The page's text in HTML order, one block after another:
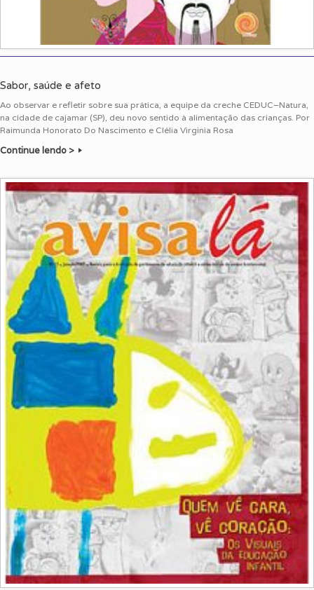
Sabor, saúde e afeto
Ao observar e refletir sobre sua prática, a equipe da creche CEDUC–Natura,
na cidade de cajamar (SP), deu novo sentido à alimentação das crianças. Por
Raimunda Honorato Do Nascimento e Clélia Virginia Rosa
Continue lendo >